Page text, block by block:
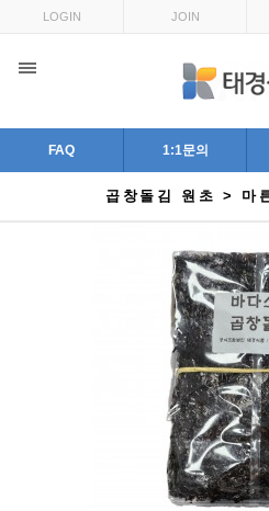
LOGIN JOIN
FAQ 1:1문의
곱창돌김 원초 > 마